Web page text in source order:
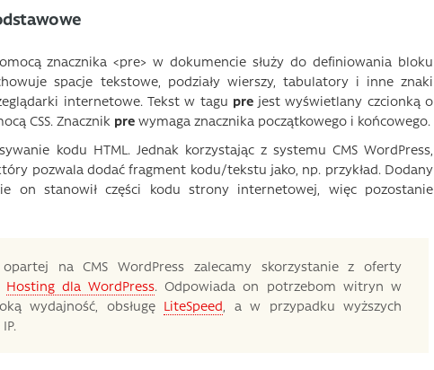
znacznika <pre> w dokumencie służy do definiowania bloku
spacje tekstowe, podziały wierszy, tabulatory i inne znaki
internetowe. Tekst w tagu prejest wyświetlany czcionką o
CSS. Znacznik pre wymaga znacznika początkowego i końcowego.
kodu HTML. Jednak korzystając z systemu CMS WordPress,
pozwala dodać fragment kodu/tekstu jako, np. przykład. Dodany
on stanowił części kodu strony internetowej, więc pozostanie
na CMS WordPress zalecamy skorzystanie z oferty
Hosting dla WordPress. Odpowiada on potrzebom witryn w
wydajność, obsługę LiteSpeed , a w przypadku wyższych